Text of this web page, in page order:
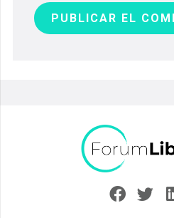
PUBLICAR EL